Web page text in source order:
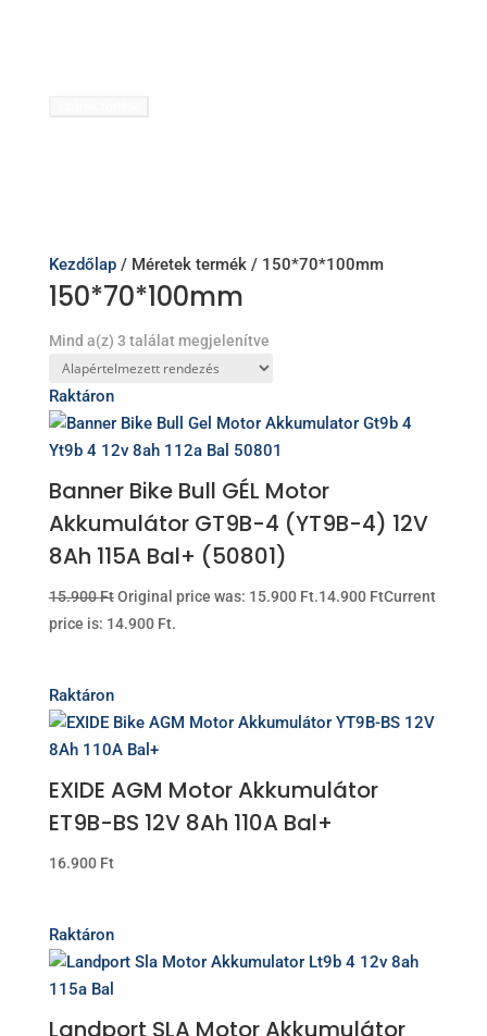
Kezdőlap/ Méretek termék / 150*70*100mm
150*70*100mm
Mind a(z) 3 találat megjelenítve
Raktáron
Banner Bike Bull GÉL Motor
Akkumulátor GT9B-4 (YT9B-4) 12V
8Ah 115A Bal+ (50801)
15.900Ft Original price was: 15.900 Ft.14.900 FtCurrent
price is: 14.900 Ft.
Raktáron
EXIDE AGM Motor Akkumulátor
ET9B-BS 12V 8Ah 110A Bal+
16.900 Ft
Raktáron